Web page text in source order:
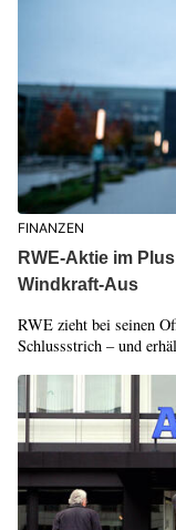
FINANZEN
RWE-Aktie im
Windkraft-Aus
RWE zieht bei seinen
Schlussstrich – und